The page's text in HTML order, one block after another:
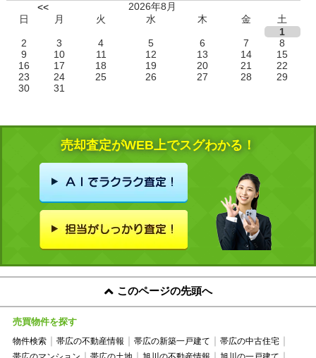
<<
2026年8月
日
月 火 水 木 金
土
1
2
3 4 5 6 7
8
9
10 11 12 13 14
15
16
17 18 19 20 21
22
23
24 25 26 27 28
29
30
31
売却査定がWEB上でスグわかる！
このページの先頭へ
売買物件を探す
物件検索 帯広の不動産情報 帯広の新築一戸建て
帯広の中古住宅